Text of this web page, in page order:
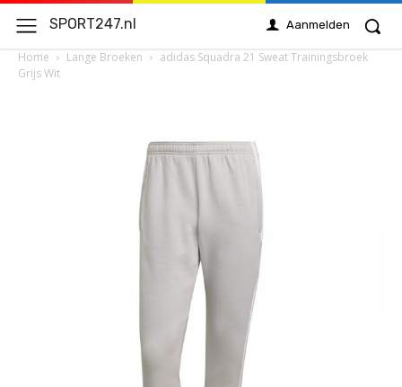
SPORT247.nl Aanmelden
Home Lange Broeken
adidas Squadra 21 Sweat Trainingsbroek
Grijs Wit